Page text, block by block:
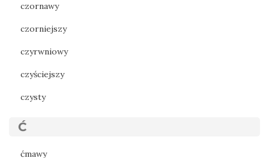
czornawy
czorniejszy
czyrwniowy
czyściejszy
czysty
Ć
ćmawy